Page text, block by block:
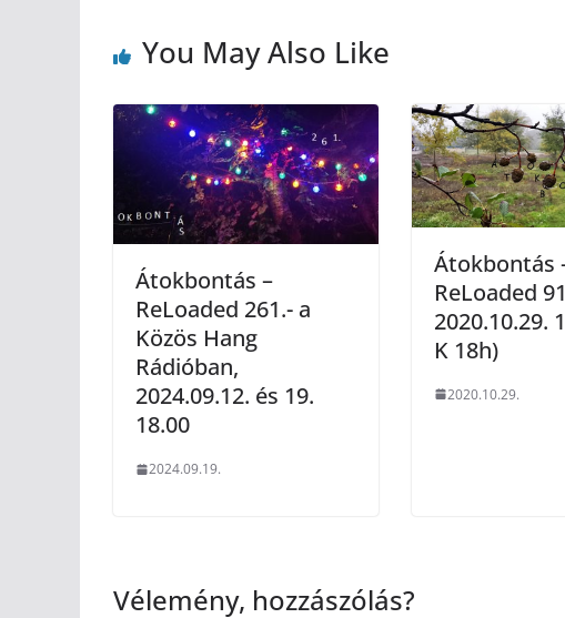
You May Also Like
Átokbontás –
ReLoaded 261.- a
Közös Hang
Rádióban,
2024.09.12. és 19.
18.00
2024.09.19.
Átokbontás
ReLoaded
2020.10.29.
K 18h)
2020.10.29.
Vélemény, hozzászólás?